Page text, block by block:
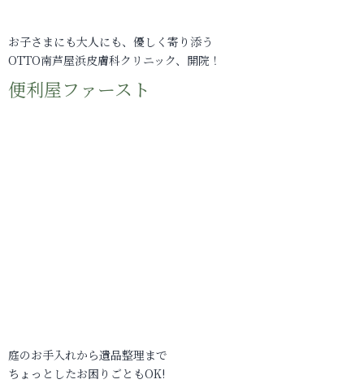
お子さまにも大人にも、優しく寄り添う
OTTO南芦屋浜皮膚科クリニック、開院！
便利屋ファースト
庭のお手入れから遺品整理まで
ちょっとしたお困りごともOK!